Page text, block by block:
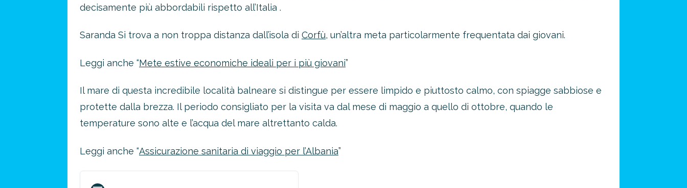
decisamente più abbordabili rispetto all’Italia .
Saranda Si trova a non troppa distanza dall’isola di Corfù, un’altra meta particolarmente frequentata dai giovani.
Leggi anche “Mete estive economiche ideali per i più giovani”
Il mare di questa incredibile località balneare si distingue per essere limpido e piuttosto calmo, con spiagge sabbiose e
protette dalla brezza. Il periodo consigliato per la visita va dal mese di maggio a quello di ottobre, quando le
temperature sono alte e l’acqua del mare altrettanto calda.
Leggi anche “Assicurazione sanitaria di viaggio per l’Albania”